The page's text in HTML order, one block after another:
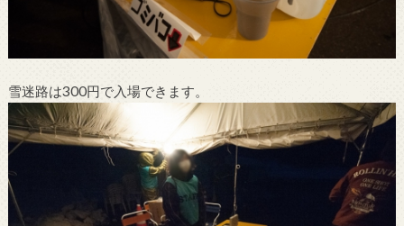
雪迷路は300円で入場できます。